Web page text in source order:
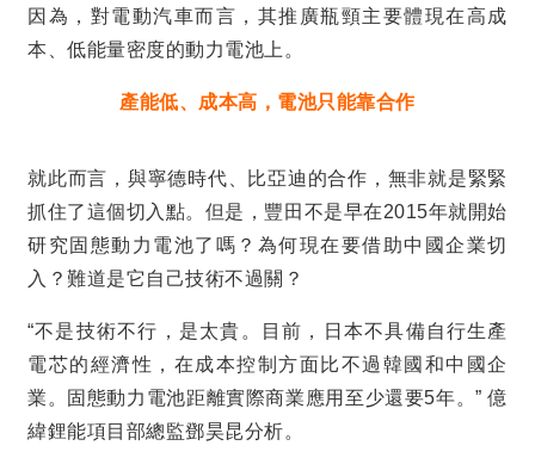
因為，對電動汽車而言，其推廣瓶頸主要體現在高成
本、低能量密度的動力電池上。
產能低、成本高，電池只能靠合作
就此而言，與寧德時代、比亞迪的合作，無非就是緊緊
抓住了這個切入點。但是，豐田不是早在2015年就開始
研究固態動力電池了嗎？為何現在要借助中國企業切
入？難道是它自己技術不過關？
“不是技術不行，是太貴。目前，日本不具備自行生產
電芯的經濟性，在成本控制方面比不過韓國和中國企
業。固態動力電池距離實際商業應用至少還要5年。”億
緯鋰能項目部總監鄧昊昆分析。